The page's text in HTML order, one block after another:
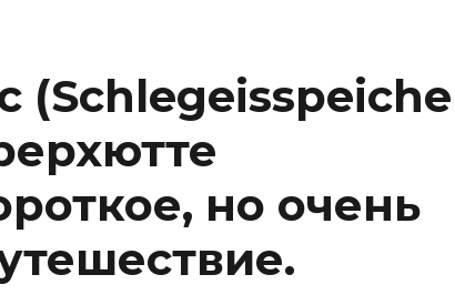
но очень